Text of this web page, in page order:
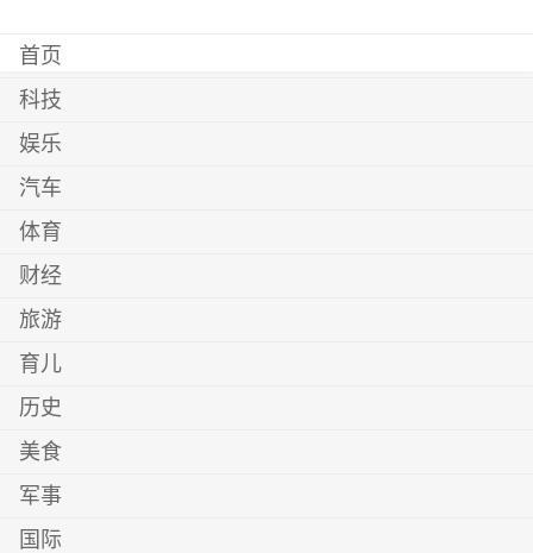
首页
科技
娱乐
汽车
体育
财经
旅游
育儿
历史
美食
军事
国际